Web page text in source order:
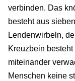
verbinden. Das
besteht aus
Lendenwirbeln,
Kreuzbein
miteinander
Menschen keine